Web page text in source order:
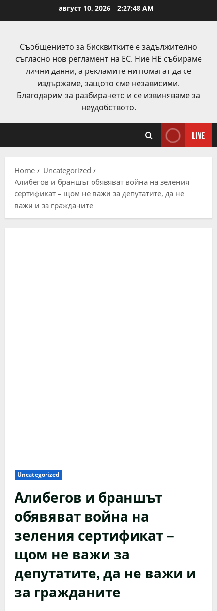
август 10, 2026 2:27:48 AM
Съобщението за бисквитките е задължително
съгласно нов регламент на ЕС. Ние НЕ събираме
лични данни, а рекламите ни помагат да се
издържаме, защото сме независими.
Благодарим за разбирането и се извиняваме за
неудобството.
LIVE
Home
Uncategorized
Алибегов и браншът обявяват война на зеления
сертификат – щом не важи за депутатите, да не
важи и за гражданите
Uncategorized
Алибегов и браншът
обявяват война на
зеления сертификат –
щом не важи за
депутатите, да не важи и
за гражданите